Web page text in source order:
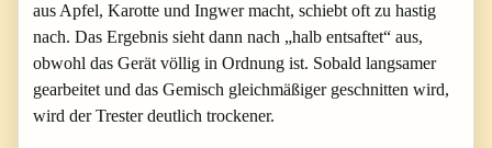
aus Apfel, Karotte und Ingwer macht, schiebt oft zu hastig
nach. Das Ergebnis sieht dann nach „halb entsaftet“ aus,
obwohl das Gerät völlig in Ordnung ist. Sobald langsamer
gearbeitet und das Gemisch gleichmäßiger geschnitten wird,
wird der Trester deutlich trockener.